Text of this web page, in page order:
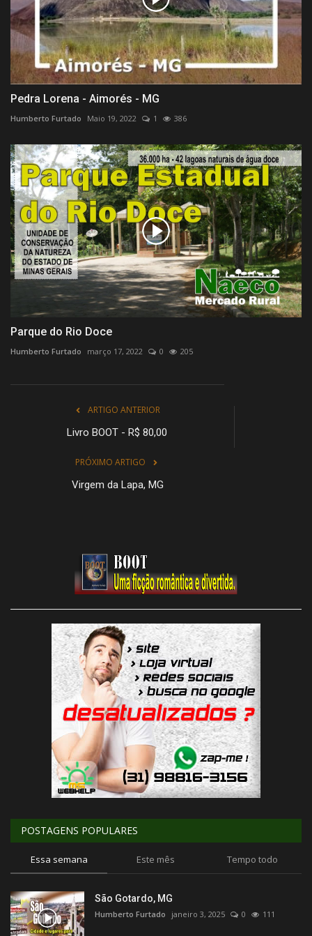
Pedra Lorena - Aimorés - MG
Humberto Furtado Maio 19, 2022 1 386
Parque do Rio Doce
Humberto Furtado março 17, 2022 0 205
ARTIGO ANTERIOR
Livro BOOT - R$ 80,00
PRÓXIMO ARTIGO
Virgem da Lapa, MG
POSTAGENS POPULARES
Essa semana Este mês Tempo todo
São Gotardo, MG
Humberto Furtado janeiro 3, 2025 0 111